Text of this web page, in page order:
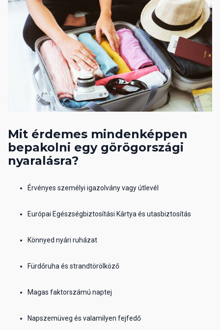
Mit érdemes mindenképpen
bepakolni egy görögországi
nyaralásra?
Érvényes személyi igazolvány vagy útlevél
Európai Egészségbiztosítási Kártya és utasbiztosítás
Könnyed nyári ruházat
Fürdőruha és strandtörölköző
Magas faktorszámú naptej
Napszemüveg és valamilyen fejfedő